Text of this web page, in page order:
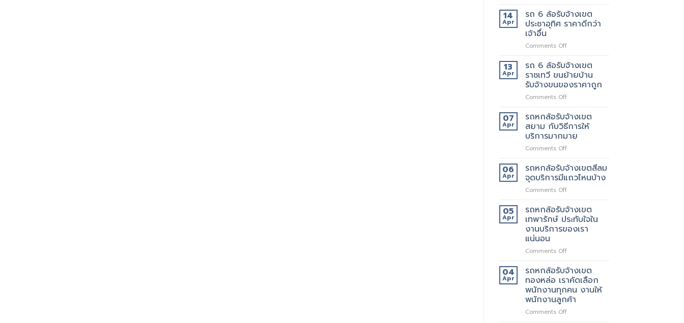
ด้วย
มั้ย
บริการ
อะไร
บ้าง
ทาง
6
ล้อ
รับจ้าง
สุขสวัสดิ์
บริการ24ชั่วโมง
14
Apr
รถ 6 ล้อรับจ้างเขต
ประชาอุทิศ ราคาดีกว่า
เจ้าอื่น
Comments Offon
6
ล้อ
รับจ้าง
เขต
ประชาอุทิศ
ดี
กว่า
เจ้า
อื่น
13
Apr
รถ 6 ล้อรับจ้างเขต
ราชเทวี ขนย้ายบ้าน
รับจ้างขนของราคาถูก
Comments Offon
6
ล้อ
รับจ้าง
เขต
ราชเทวี
ย้าย
บ้าน
รับจ้าง
ขน
ราคา
ถูก
07
Apr
รถหกล้อรับจ้างเขต
สยาม กับวิธีการให้
บริการมากมาย
Comments Offon
หก
ล้อ
รับจ้าง
เขต
กับ
วิธี
การ
ให้
มากมาย
06
Apr
รถหกล้อรับจ้างเขตสีลม
จุดบริการมีแถวไหนบ้าง
Comments Offon
หก
ล้อ
รับจ้าง
เขต
จุด
มี
แถว
ไหน
บ้าง
05
Apr
รถหกล้อรับจ้างเขต
เทพารักษ์ ประทับใจใน
งานบริการของเรา
แน่นอน
Comments Offon
หก
ล้อ
รับจ้าง
เขต
เทพารักษ์
ประทับ
04
Apr
รถหกล้อรับจ้างเขต
ทองหล่อ เราคัดเลือก
พนักงานทุกคน งานให้
พนักงานลูกค้า
Comments Offon